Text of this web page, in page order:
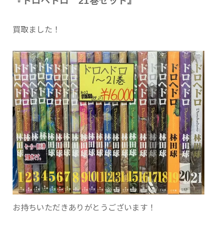
買取ました！
お持ちいただきありがとうございます！